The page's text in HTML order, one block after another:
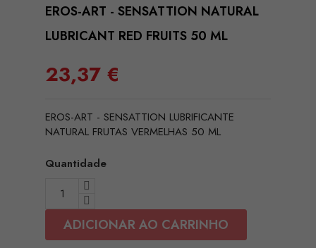
EROS-ART - SENSATTION NATURAL
LUBRICANT RED FRUITS 50 ML
23,37 €
EROS-ART - SENSATTION LUBRIFICANTE
NATURAL FRUTAS VERMELHAS 50 ML
Quantidade
ADICIONAR AO CARRINHO